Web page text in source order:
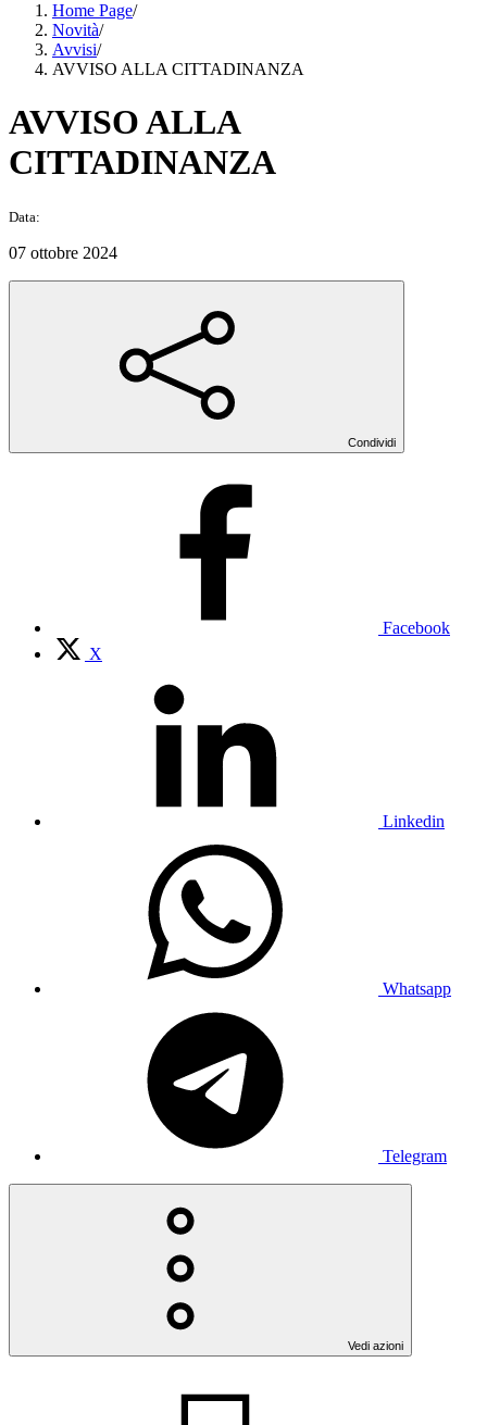
Home Page/
Novità/
Avvisi/
AVVISO ALLA CITTADINANZA
AVVISO ALLA
CITTADINANZA
Data:
07 ottobre 2024
Condividi
Facebook
X
Linkedin
Whatsapp
Telegram
Vedi azioni